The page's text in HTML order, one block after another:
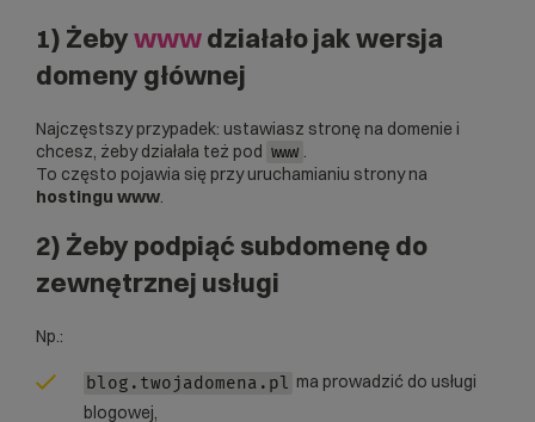
1) Żebywwwdziałało jak wersja
domeny głównej
Najczęstszy przypadek: ustawiasz stronę na domenie i
chcesz, żeby działała też pod www
To często pojawia się przy uruchamianiu strony na
hostingu www.
2) Żeby podpiąć subdomenę do
zewnętrznej usługi
Np.:
blog.twojadomena.pl ma prowadzić do usługi
blogowej,